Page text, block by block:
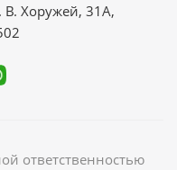
В. Хоружей, 31А,
ответственностью